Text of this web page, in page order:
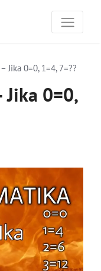
Jika 0=0, 1=4, 7=??
0=0,